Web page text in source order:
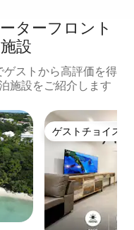
ターフロント
設
ゲストから高評価を得
施設をご紹介します
ゲストチョイス
ゲストチョイス